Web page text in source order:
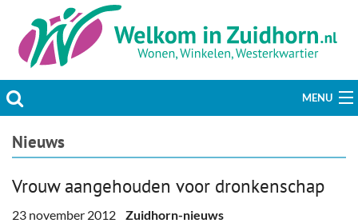
MENU
Actueel
Welzijn & Maatschappij
Nieuws
Vrouw aangehouden voor dronkenschap
23 november 2012 Zuidhorn-nieuws